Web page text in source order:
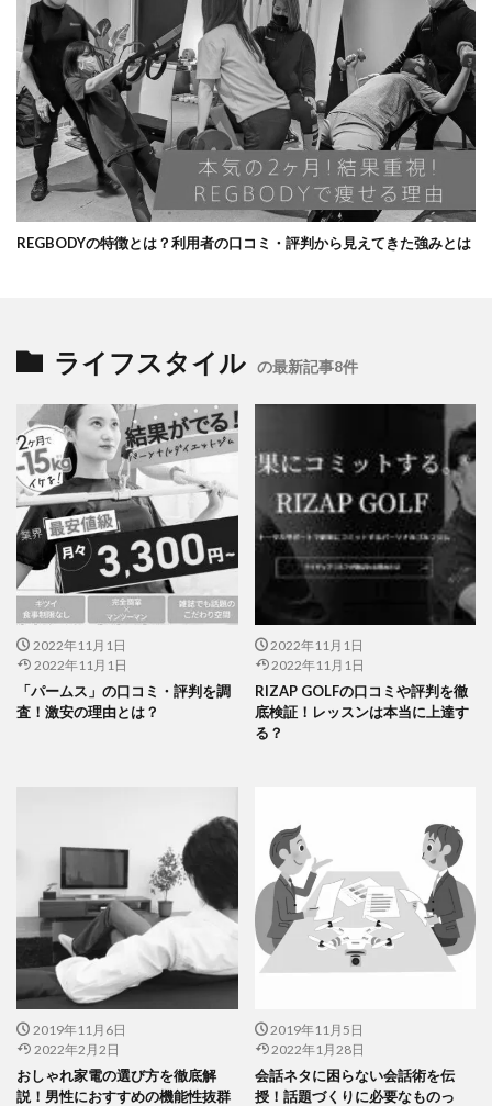
REGBODYの特徴とは？利用者の口コミ・評判から見えてきた強みとは
ライフスタイル の最新記事8件
2022年11月1日
2022年11月1日
「パームス」の口コミ・評判を調
査！激安の理由とは？
2022年11月1日
2022年11月1日
RIZAP GOLFの口コミや評判を徹
底検証！レッスンは本当に上達す
る？
2019年11月6日
2022年2月2日
おしゃれ家電の選び方を徹底解
説！男性におすすめの機能性抜群
2019年11月5日
2022年1月28日
会話ネタに困らない会話術を伝
授！話題づくりに必要なものっ